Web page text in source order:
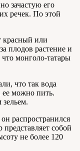
зачастую его
речек. По этой
красный или
плодов растение и
монголо-татары
что так вода
ее можно пить.
распространился
собой
не более 120